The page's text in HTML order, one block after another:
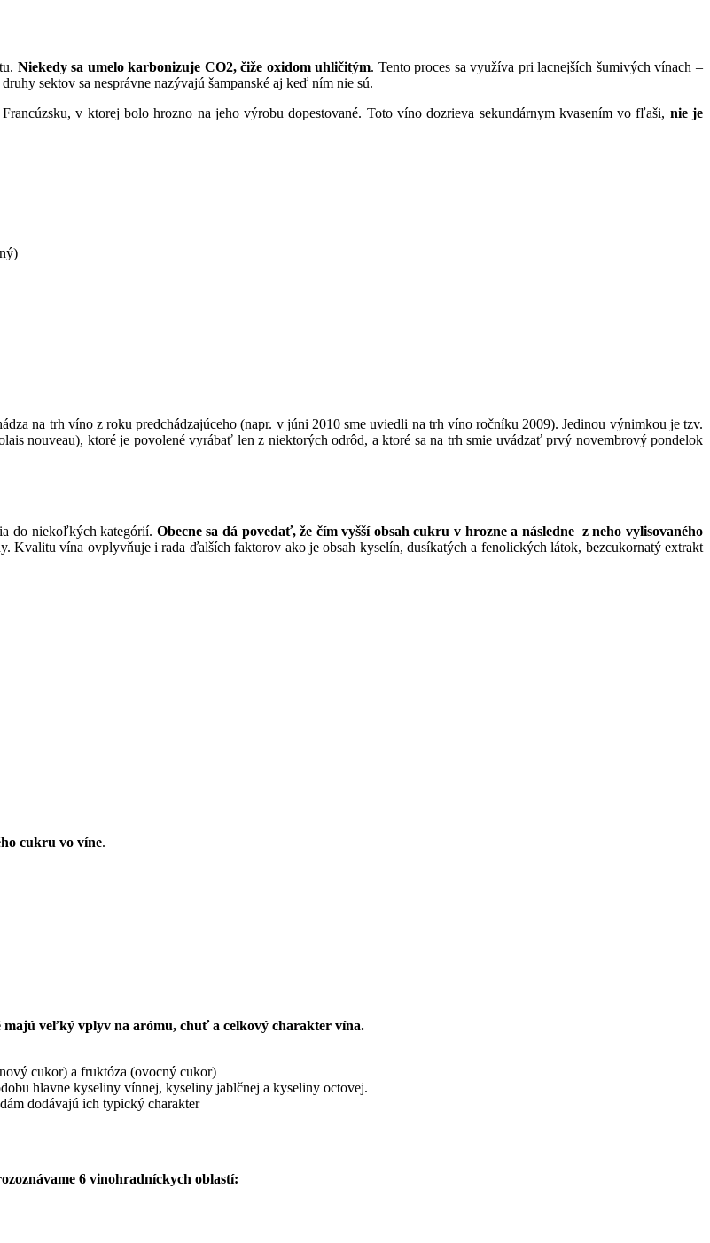
Niekedy sa umelo karbonizuje CO2, čiže oxidom uhličitým. Tento proces sa využíva pri lacnejších šumivých vínach –
sektov sa nesprávne nazývajú šampanské aj keď ním nie sú.
v ktorej bolo hrozno na jeho výrobu dopestované. Toto víno dozrieva sekundárnym kvasením vo fľaši, nie je
na trh víno z roku predchádzajúceho (napr. v júni 2010 sme uviedli na trh víno ročníku 2009). Jedinou výnimkou je tzv.
nouveau), ktoré je povolené vyrábať len z niektorých odrôd, a ktoré sa na trh smie uvádzať prvý novembrový pondelok
do niekoľkých kategórií. Obecne sa dá povedať, že čím vyšší obsah cukru v hrozne a následne z neho vylisovaného
Kvalitu vína ovplyvňuje i rada ďalších faktorov ako je obsah kyselín, dusíkatých a fenolických látok, bezcukornatý extrakt
cukru vo víne.
majú veľký vplyv na arómu, chuť a celkový charakter vína.
cukor) a fruktóza (ovocný cukor)
hlavne kyseliny vínnej, kyseliny jablčnej a kyseliny octovej.
dodávajú ich typický charakter
6 vinohradníckych oblastí: